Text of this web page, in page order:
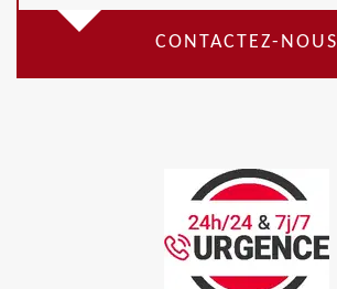
CONTACTEZ-NOUS